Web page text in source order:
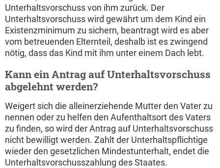
Unterhaltsvorschuss von ihm zurück. Der
Unterhaltsvorschuss wird gewährt um dem Kind ein
Existenzminimum zu sichern, beantragt wird es aber
vom betreuenden Elternteil, deshalb ist es zwingend
nötig, dass das Kind mit ihm unter einem Dach lebt.
Kann ein Antrag auf Unterhaltsvorschuss
abgelehnt werden?
Weigert sich die alleinerziehende Mutter den Vater zu
nennen oder zu helfen den Aufenthaltsort des Vaters
zu finden, so wird der Antrag auf Unterhaltsvorschuss
nicht bewilligt werden. Zahlt der Unterhaltspflichtige
wieder den gesetzlichen Mindestunterhalt, endet die
Unterhaltsvorschusszahlung des Staates.